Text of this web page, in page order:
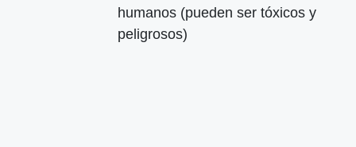
humanos (pueden ser tóxicos y
peligrosos)